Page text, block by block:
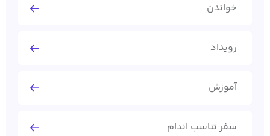
خواندن
رویداد
آموزش
سفر تناسب اندام